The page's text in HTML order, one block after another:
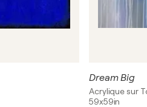
Dream Big
Acrylique sur
59x59in